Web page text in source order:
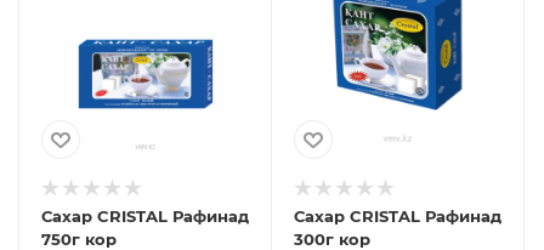
Сахар CRISTAL Рафинад
750г кор
Сахар CRISTAL Рафинад
300г кор